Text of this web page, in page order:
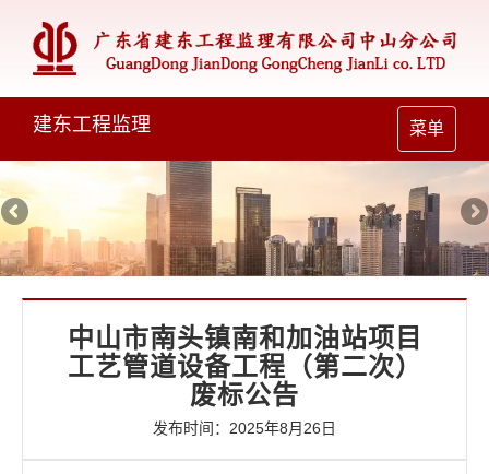
Toggle
navigation
菜单
建东工程监理
中山市南头镇南和加油站项目
工艺管道设备工程（第二次）
废标公告
发布时间：2025年8月26日